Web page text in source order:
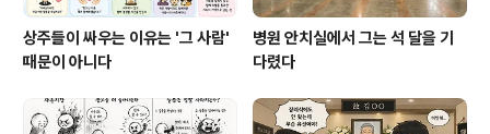
상주들이 싸우는 이유는 '그 사람'
때문이 아니다
병원 안치실에서 그는 석 달을 기
다렸다